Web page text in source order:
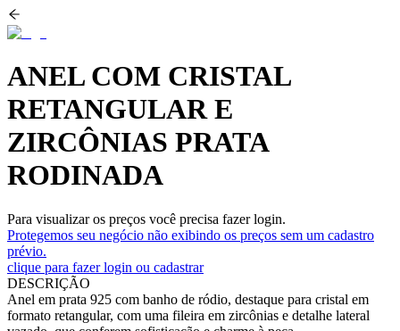
ANEL COM CRISTAL
RETANGULAR E
ZIRCÔNIAS PRATA
RODINADA
Para visualizar os preços você precisa fazer login.
Protegemos seu negócio não exibindo os preços sem um cadastro
prévio.
clique para fazer login ou cadastrar
DESCRIÇÃO
Anel em prata 925 com banho de ródio, destaque para cristal em
formato retangular, com uma fileira em zircônias e detalhe lateral